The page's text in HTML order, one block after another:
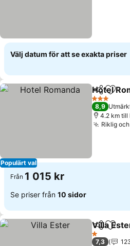
Välj datum för att se exakta priser
Populärt val
Dela
Hotel
3 Stjärnor
8,9
4.2 km till
Riklig
Från 1 015 kr
Se priser från 10 sidor
Dela
Villa
1 Stjärnor
7,3